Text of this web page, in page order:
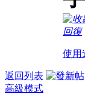
回復
使用
返回列表
高級模式